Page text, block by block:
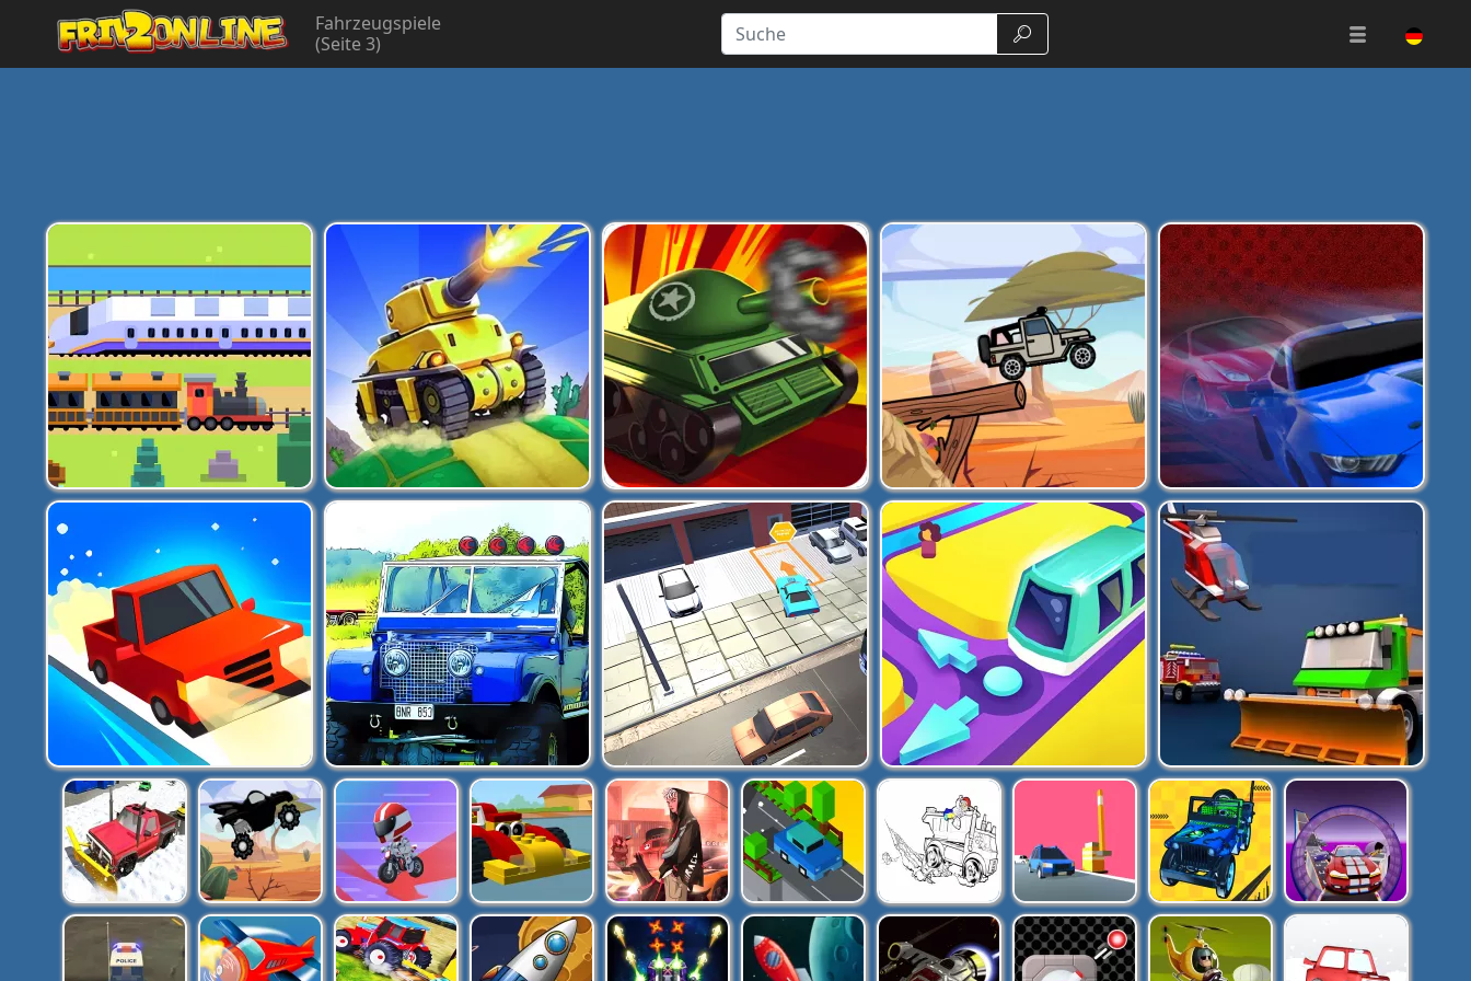
Fahrzeugspiele
(Seite 3)
Suche